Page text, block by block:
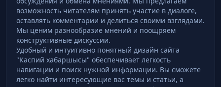
возможность читателям принять участие в диалоге,
оставлять комментарии и делиться своими взглядами.
Мы ценим разнообразие мнений и поощряем
конструктивные дискуссии.
Удобный и интуитивно понятный дизайн сайта
"Каспий хабаршысы" обеспечивает легкость
навигации и поиск нужной информации. Вы сможете
легко найти интересующие вас темы и статьи, а